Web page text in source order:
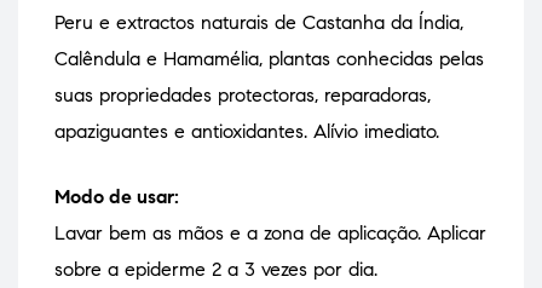
Peru e extractos naturais de Castanha da Índia,
Calêndula e Hamamélia, plantas conhecidas pelas
suas propriedades protectoras, reparadoras,
apaziguantes e antioxidantes. Alívio imediato.
Modo de usar:
Lavar bem as mãos e a zona de aplicação. Aplicar
sobre a epiderme 2 a 3 vezes por dia.